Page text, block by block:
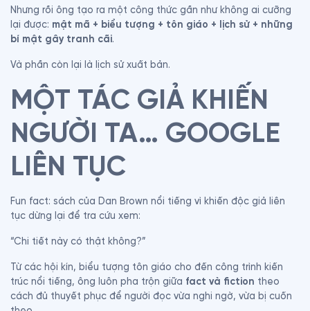
Nhưng rồi ông tạo ra một công thức gần như không ai cưỡng
lại được: mật mã + biểu tượng + tôn giáo + lịch sử + những
bí mật gây tranh cãi.
Và phần còn lại là lịch sử xuất bản.
MỘT TÁC GIẢ KHIẾN
NGƯỜI TA… GOOGLE
LIÊN TỤC
Fun fact: sách của Dan Brown nổi tiếng vì khiến độc giả liên
tục dừng lại để tra cứu xem:
“Chi tiết này có thật không?”
Từ các hội kín, biểu tượng tôn giáo cho đến công trình kiến
trúc nổi tiếng, ông luôn pha trộn giữa fact và fiction theo
cách đủ thuyết phục để người đọc vừa nghi ngờ, vừa bị cuốn